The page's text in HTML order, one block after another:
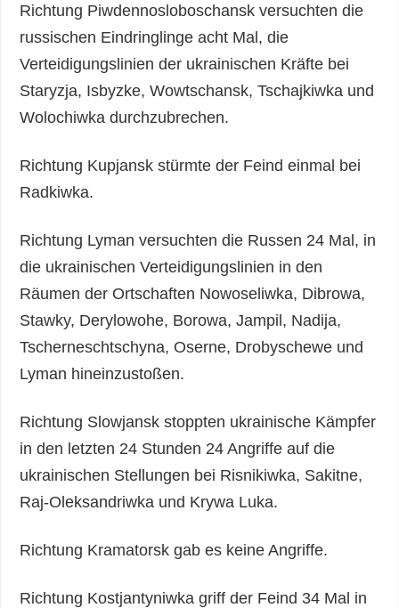
Richtung Piwdennosloboschansk versuchten die
russischen Eindringlinge acht Mal, die
Verteidigungslinien der ukrainischen Kräfte bei
Staryzja, Isbyzke, Wowtschansk, Tschajkiwka und
Wolochiwka durchzubrechen.
Richtung Kupjansk stürmte der Feind einmal bei
Radkiwka.
Richtung Lyman versuchten die Russen 24 Mal, in
die ukrainischen Verteidigungslinien in den
Räumen der Ortschaften Nowoseliwka, Dibrowa,
Stawky, Derylowohe, Borowa, Jampil, Nadija,
Tscherneschtschyna, Oserne, Drobyschewe und
Lyman hineinzustoßen.
Richtung Slowjansk stoppten ukrainische Kämpfer
in den letzten 24 Stunden 24 Angriffe auf die
ukrainischen Stellungen bei Risnikiwka, Sakitne,
Raj-Oleksandriwka und Krywa Luka.
Richtung Kramatorsk gab es keine Angriffe.
Richtung Kostjantyniwka griff der Feind 34 Mal in